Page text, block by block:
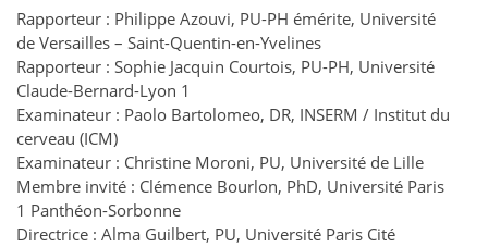
Rapporteur : Philippe Azouvi, PU-PH émérite, Université
de Versailles – Saint-Quentin-en-Yvelines
Rapporteur : Sophie Jacquin Courtois, PU-PH, Université
Claude-Bernard-Lyon 1
Examinateur : Paolo Bartolomeo, DR, INSERM / Institut du
cerveau (ICM)
Examinateur : Christine Moroni, PU, Université de Lille
Membre invité : Clémence Bourlon, PhD, Université Paris
1 Panthéon-Sorbonne
Directrice : Alma Guilbert, PU, Université Paris Cité